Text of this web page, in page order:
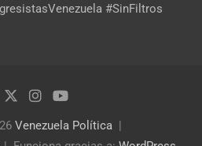
#SinFiltros
Venezuela Política